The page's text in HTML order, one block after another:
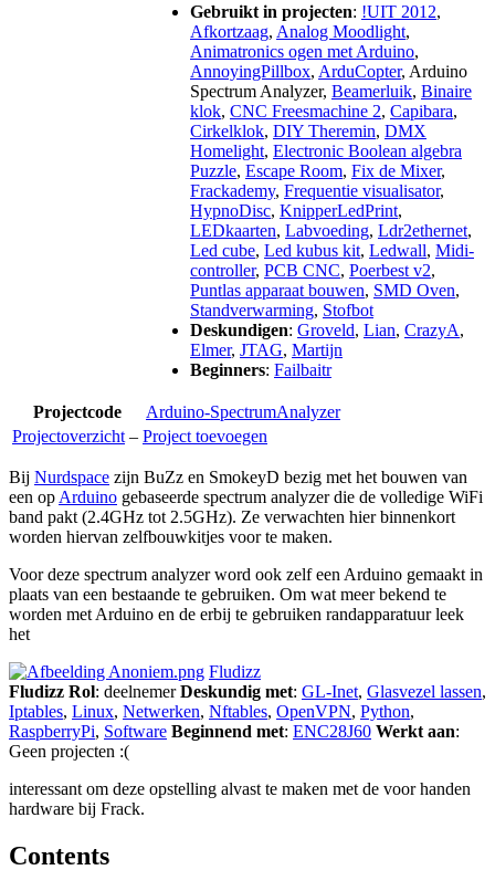
Gebruikt in projecten: !UIT 2012,
Afkortzaag, Analog Moodlight,
Animatronics ogen met Arduino,
AnnoyingPillbox, ArduCopter, Arduino
Spectrum Analyzer, Beamerluik, Binaire
klok, CNC Freesmachine 2, Capibara,
Cirkelklok, DIY Theremin, DMX
Homelight, Electronic Boolean algebra
Puzzle, Escape Room, Fix de Mixer,
Frackademy, Frequentie visualisator,
HypnoDisc, KnipperLedPrint,
LEDkaarten, Labvoeding, Ldr2ethernet,
Led cube, Led kubus kit, Ledwall, Midi-
controller, PCB CNC, Poerbest v2,
Puntlas apparaat bouwen, SMD Oven,
Standverwarming, Stofbot
Deskundigen: Groveld, Lian, CrazyA,
Elmer, JTAG, Martijn
Beginners: Failbaitr
Projectcode
Arduino-SpectrumAnalyzer
Projectoverzicht – Project toevoegen
Bij Nurdspace zijn BuZz en SmokeyD bezig met het bouwen van
een op Arduino gebaseerde spectrum analyzer die de volledige WiFi
band pakt (2.4GHz tot 2.5GHz). Ze verwachten hier binnenkort
worden hiervan zelfbouwkitjes voor te maken.
Voor deze spectrum analyzer word ook zelf een Arduino gemaakt in
plaats van een bestaande te gebruiken. Om wat meer bekend te
worden met Arduino en de erbij te gebruiken randapparatuur leek
het
Fludizz
Fludizz Rol: deelnemerDeskundig met: GL-Inet, Glasvezel lassen,
Iptables, Linux, Netwerken, Nftables, OpenVPN, Python,
RaspberryPi, Software Beginnend met: ENC28J60 Werkt aan:
Geen projecten :(
interessant om deze opstelling alvast te maken met de voor handen
hardware bij Frack.
Contents